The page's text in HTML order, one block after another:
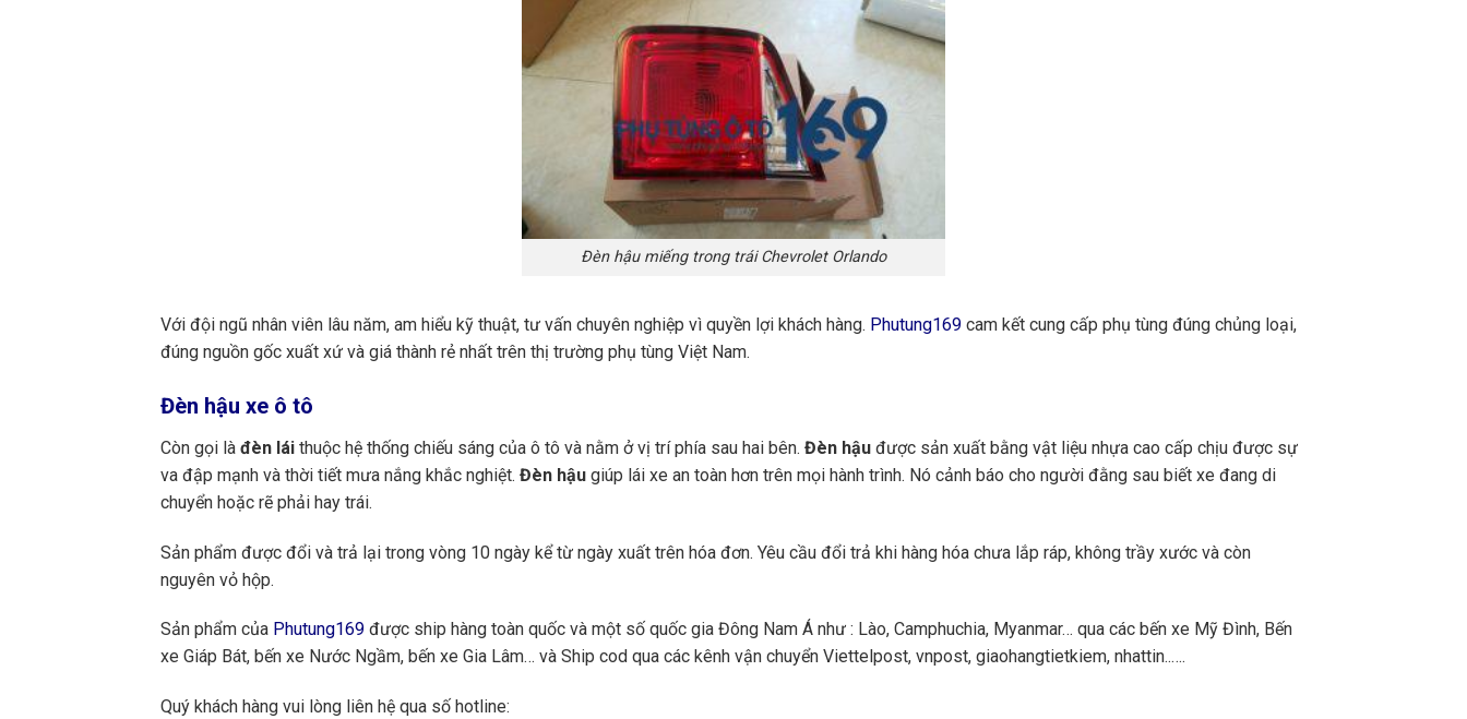
Đèn hậu miếng trong trái Chevrolet Orlando
Với đội ngũ nhân viên lâu năm, am hiểu kỹ thuật, tư vấn chuyên nghiệp vì quyền lợi khách hàng. Phutung169 cam kết cung cấp phụ tùng đúng chủng loại,
đúng nguồn gốc xuất xứ và giá thành rẻ nhất trên thị trường phụ tùng Việt Nam.
Đèn hậu xe ô tô
Còn gọi là đèn lái thuộc hệ thống chiếu sáng của ô tô và nằm ở vị trí phía sau hai bên. Đèn hậu được sản xuất bằng vật liệu nhựa cao cấp chịu được sự
va đập mạnh và thời tiết mưa nắng khắc nghiệt. Đèn hậu giúp lái xe an toàn hơn trên mọi hành trình. Nó cảnh báo cho người đằng sau biết xe đang di
chuyển hoặc rẽ phải hay trái.
Sản phẩm được đổi và trả lại trong vòng 10 ngày kể từ ngày xuất trên hóa đơn. Yêu cầu đổi trả khi hàng hóa chưa lắp ráp, không trầy xước và còn
nguyên vỏ hộp.
Sản phẩm của Phutung169 được ship hàng toàn quốc và một số quốc gia Đông Nam Á như : Lào, Camphuchia, Myanmar… qua các bến xe Mỹ Đình, Bến
xe Giáp Bát, bến xe Nước Ngầm, bến xe Gia Lâm… và Ship cod qua các kênh vận chuyển Viettelpost, vnpost, giaohangtietkiem, nhattin..….
Quý khách hàng vui lòng liên hệ qua số hotline: